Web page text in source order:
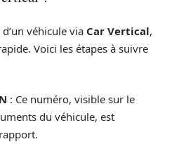
véhicule via Car Vertical,
Voici les étapes à suivre
: Ce numéro, visible sur le
du véhicule, est